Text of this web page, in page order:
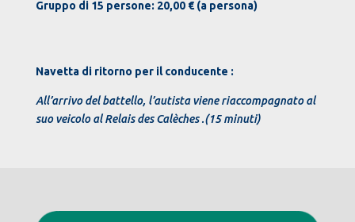
Gruppo di 15 persone: 20,00 € (a persona)
Navetta di ritorno per il conducente :
All’arrivo del battello, l’autista viene riaccompagnato al
suo veicolo al Relais des Calèches .(15 minuti)